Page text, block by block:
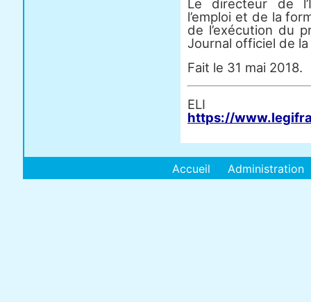
Le directeur de
l’emploi et de la
de l’exécution du
Journal officiel de
Fait le 31 mai 2018.
https://
Accueil Administration